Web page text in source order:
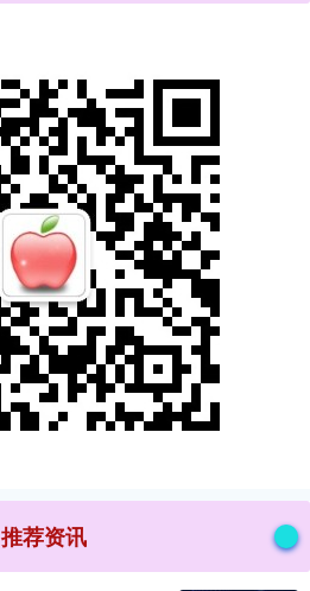
推荐资讯